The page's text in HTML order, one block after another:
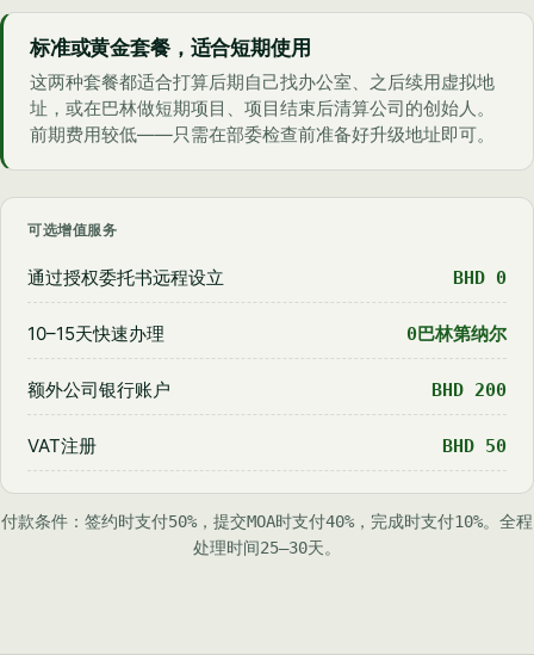
标准或黄金套餐，适合短期使用
这两种套餐都适合打算后期自己找办公室、之后续用虚拟地
址，或在巴林做短期项目、项目结束后清算公司的创始人。
前期费用较低——只需在部委检查前准备好升级地址即可。
可选增值服务
通过授权委托书远程设立 BHD 0
10–15天快速办理 0巴林第纳尔
额外公司银行账户 BHD 200
VAT注册 BHD 50
付款条件：签约时支付50%，提交MOA时支付40%，完成时支付10%。全程
处理时间25–30天。